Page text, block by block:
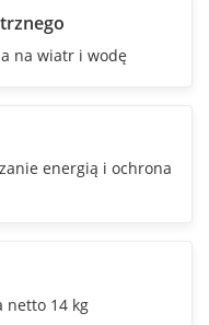
na wiatr i wodę
energią i ochrona
netto 14 kg